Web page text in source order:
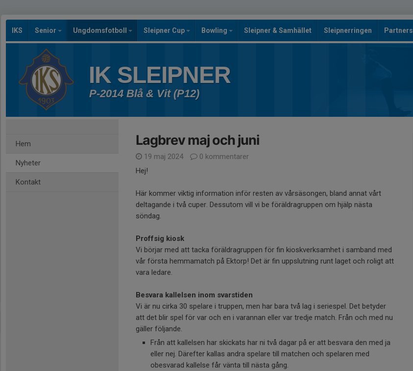
IKS Senior Ungdomsfotboll Sleipner Cup Bowling Sleipner & Samhället Sleipnerringen Partners
IK SLEIPNER
P-2014 Blå & Vit (P12)
Hem
Nyheter
Kontakt
Lagbrev maj och juni
19 maj 2024
0 kommentarer
Hej!
Här kommer viktig information inför resten av vårsäsongen, bland annat vårt
deltagande i två cuper. Dessutom vill vi be föräldragruppen om hjälp nästa
söndag.
Proffsig kiosk
Vi börjar med att tacka föräldragruppen för fin kioskverksamhet i samband med
vår första hemmamatch på Ektorp! Det är fin uppslutning runt laget och roligt att
vara ledare.
Besvara kallelsen inom svarstiden
Vi är nu cirka 30 spelare i truppen, men har bara två lag i seriespel. Det betyder
att det blir spel för var och en i varannan eller var tredje match. Från och med nu
gäller följande.
Från att kallelsen har skickats har ni två dagar på er att besvara den med ja
eller nej. Därefter kallas andra spelare till matchen och spelaren med
obesvarad kallelse får vänta till nästa gång.